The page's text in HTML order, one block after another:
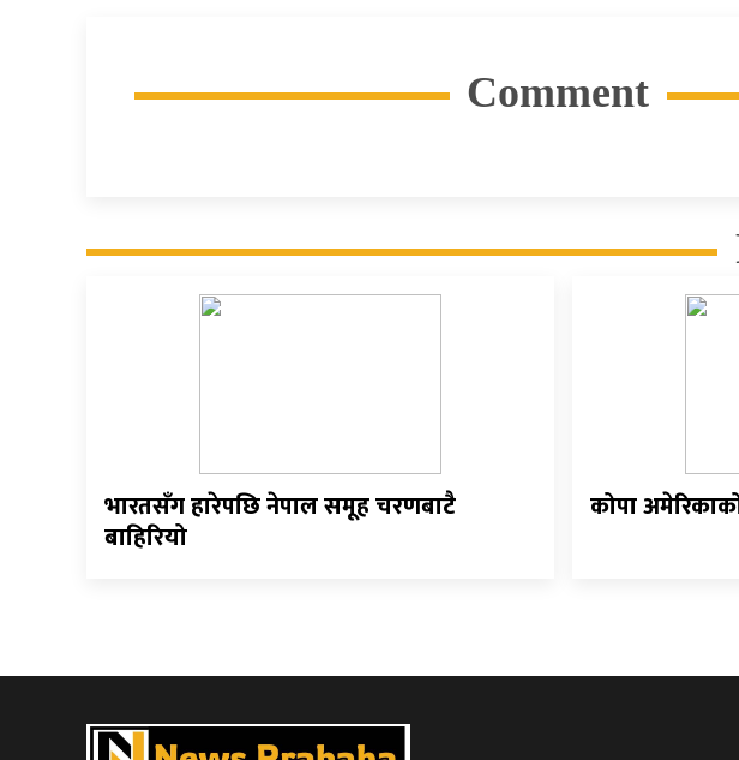
Comment
भारतसँग हारेपछि नेपाल समूह चरणबाटै
बाहिरियो
कोपा